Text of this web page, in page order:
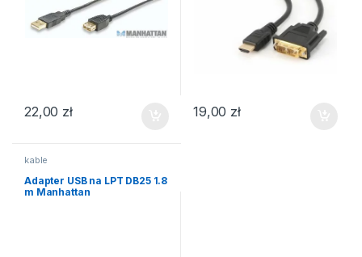
22,00 zł 19,00 zł
kable
Adapter USB na LPT DB25 1.8
m Manhattan